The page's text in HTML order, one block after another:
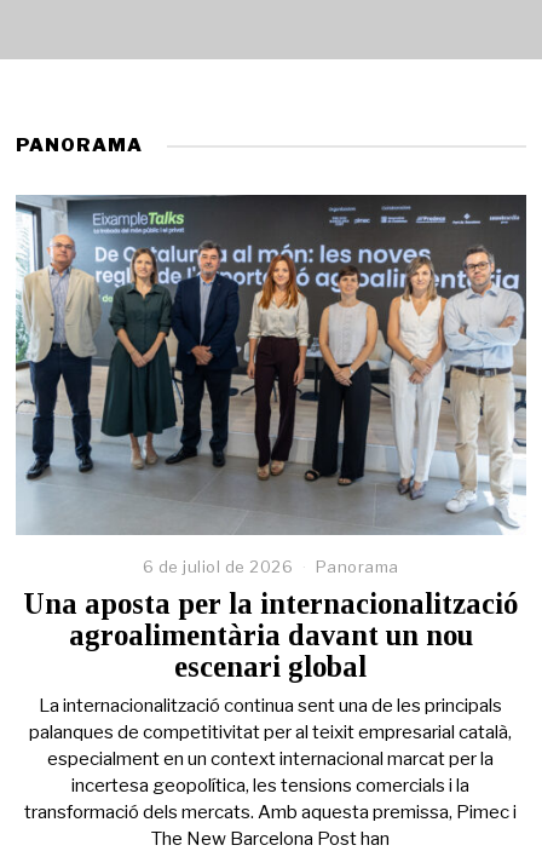
PANORAMA
6 de juliol de 2026 Panorama
Una aposta per la internacionalització
agroalimentària davant un nou
escenari global
La internacionalització continua sent una de les principals
palanques de competitivitat per al teixit empresarial català,
especialment en un context internacional marcat per la
incertesa geopolítica, les tensions comercials i la
transformació dels mercats. Amb aquesta premissa, Pimec i
The New Barcelona Post han